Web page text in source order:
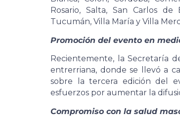
Rosario, Salta, San Carlos
Tucumán, Villa María y Villa
Promoción del evento en
Recientemente, la Secretaría
entrerriana, donde se llevó a
sobre la tercera edición del
esfuerzos por aumentar la
Compromiso con la salud